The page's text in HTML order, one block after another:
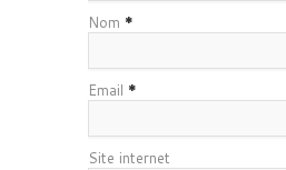
Nom *
Email *
Site internet